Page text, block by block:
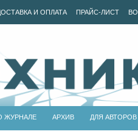
И ОПЛАТА ПРАЙС-ЛИСТ
ЖУРНАЛЕ АРХИВ ДЛЯ АВТОРОВ